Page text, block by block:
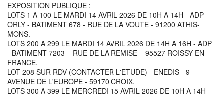
EXPOSITION PUBLIQUE :
LOTS 1 A 100 LE MARDI 14 AVRIL 2026 DE 10H A 14H - ADP
ORLY - BATIMENT 678 - RUE DE LA VOUTE - 91200 ATHIS-
MONS.
LOTS 200 A 299 LE MARDI 14 AVRIL 2026 DE 14H A 16H - ADP
- BATIMENT 7203 – RUE DE LA REMISE – 95527 ROISSY-EN-
FRANCE.
LOT 208 SUR RDV (CONTACTER L'ETUDE) - ENEDIS - 9
AVENUE DE L'EUROPE - 59170 CROIX.
LOTS 300 A 399 LE MERCREDI 15 AVRIL 2026 DE 10H A 14H -